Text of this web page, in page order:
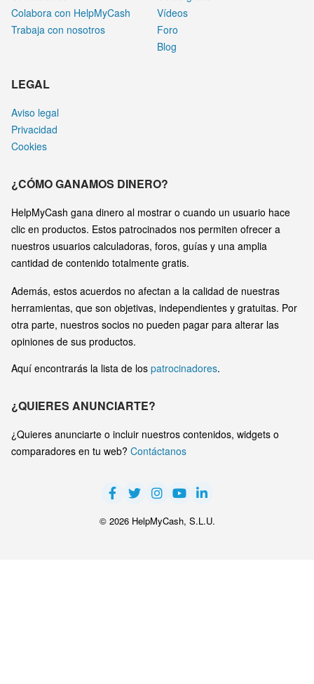
Colabora con HelpMyCash
Trabaja con nosotros
Vídeos
Foro
Blog
LEGAL
Aviso legal
Privacidad
Cookies
¿CÓMO GANAMOS DINERO?
HelpMyCash gana dinero al mostrar o cuando un usuario hace
clic en productos. Estos patrocinados nos permiten ofrecer a
nuestros usuarios calculadoras, foros, guías y una amplia
cantidad de contenido totalmente gratis.
Además, estos acuerdos no afectan a la calidad de nuestras
herramientas, que son objetivas, independientes y gratuitas. Por
otra parte, nuestros socios no pueden pagar para alterar las
opiniones de sus productos.
Aquí encontrarás la lista de los patrocinadores.
¿QUIERES ANUNCIARTE?
¿Quieres anunciarte o incluir nuestros contenidos, widgets o
comparadores en tu web? Contáctanos
© 2026 HelpMyCash, S.L.U.